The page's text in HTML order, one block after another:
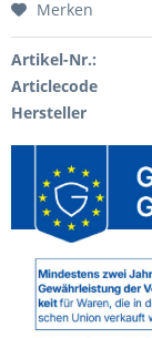
Merken
Artikel-Nr.:
Articlecode
Hersteller